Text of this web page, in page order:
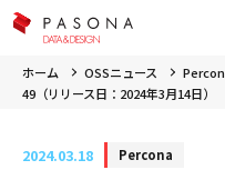
ホーム OSSニュース
49（リリース日：2024年3月14日）
2024.03.18 Percona